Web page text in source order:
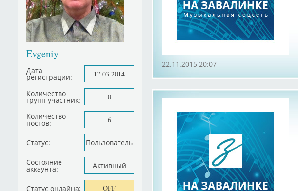
Evgeniy
Дата
регистрации: 17.03.2014
Количество
групп участник: 0
Количество
постов: 6
Статус: Пользователь
Состояние
аккаунта: Активный
Статус онлайна: OFF
22.11.2015 20:07